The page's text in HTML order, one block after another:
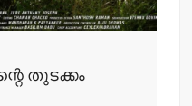
തുടക്കം